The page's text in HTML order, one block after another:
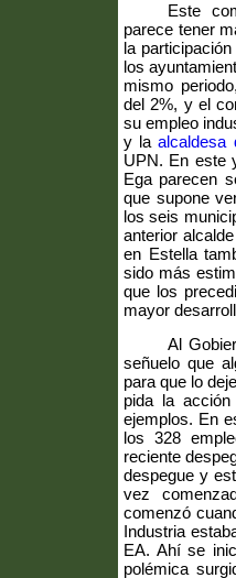
Este
parece tener
la
los
mismo
del 2%, y el
su empleo
y laalcaldesa
UPN. En este
Ega parecen
que supone
los seis
anterior
en Estella
sido más
que los
mayor
Al
señuelo que
para que lo
pida la
ejemplos. En
los 328
reciente
despegue y
vez
comenzó
Industria
EA. Ahí se
polémica